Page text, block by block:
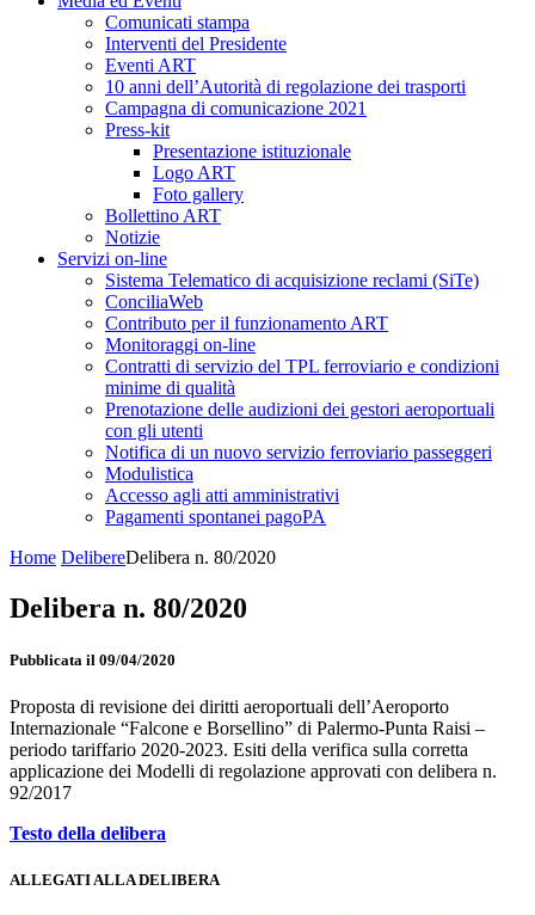
Comunicati stampa
Interventi del Presidente
Eventi ART
10 anni dell’Autorità di regolazione dei trasporti
Campagna di comunicazione 2021
Press-kit
Presentazione istituzionale
Logo ART
Foto gallery
Bollettino ART
Notizie
Servizi on-line
Sistema Telematico di acquisizione reclami (SiTe)
ConciliaWeb
Contributo per il funzionamento ART
Monitoraggi on-line
Contratti di servizio del TPL ferroviario e condizioni
minime di qualità
Prenotazione delle audizioni dei gestori aeroportuali
con gli utenti
Notifica di un nuovo servizio ferroviario passeggeri
Modulistica
Accesso agli atti amministrativi
Pagamenti spontanei pagoPA
Home DelibereDelibera n. 80/2020
Delibera n. 80/2020
Pubblicata il 09/04/2020
Proposta di revisione dei diritti aeroportuali dell’Aeroporto
Internazionale “Falcone e Borsellino” di Palermo-Punta Raisi –
periodo tariffario 2020-2023. Esiti della verifica sulla corretta
applicazione dei Modelli di regolazione approvati con delibera n.
92/2017
Testo della delibera
ALLEGATI ALLA DELIBERA